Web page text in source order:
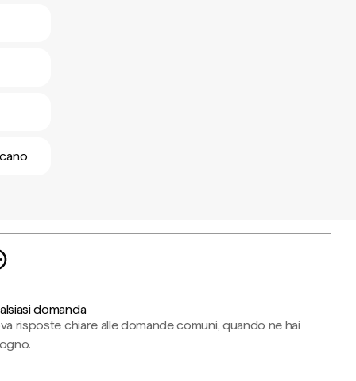
domanda
risposte chiare alle domande comuni, quando ne hai